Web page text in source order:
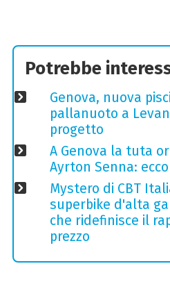
Potrebbe
Genova, nuova
pallanuoto a
progetto
A Genova la tuta
Ayrton Senna:
Mystero di CBT
superbike d'alta
che ridefinisce il
prezzo